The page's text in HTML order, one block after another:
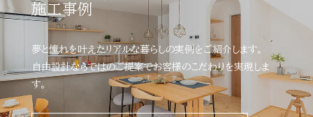
施工事例
夢と憧れを叶えたリアルな暮らしの実例をご紹介します。
自由設計ならではのご提案でお客様のこだわりを実現しま
す。